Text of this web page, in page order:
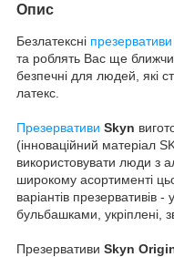
Опис
Безлатексні презервативи
та роблять Вас ще
безпечні для людей, які
латекс.
Презервативи Skyn
(інноваційний матеріал
використовувати люди з
широкому асортименті
варіантів презервативів -
бульбашками, укріплені,
Презервативи Skyn